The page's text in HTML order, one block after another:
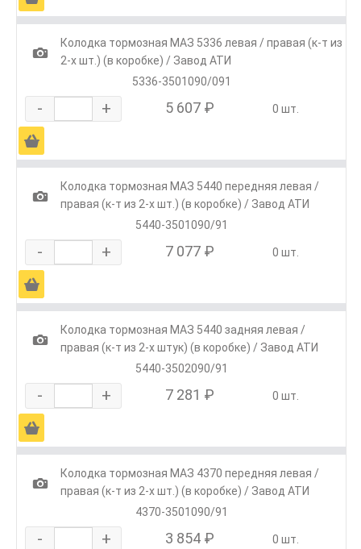
1
Колодка тормозная МАЗ 5336 левая / правая (к-т из
2-х шт.) (в коробке) / Завод АТИ
5336-3501090/091
- + 5 607 ₽ 0 шт.
Ä
1
Колодка тормозная МАЗ 5440 передняя левая /
правая (к-т из 2-х шт.) (в коробке) / Завод АТИ
5440-3501090/91
- + 7 077 ₽ 0 шт.
Ä
1
Колодка тормозная МАЗ 5440 задняя левая /
правая (к-т из 2-х штук) (в коробке) / Завод АТИ
5440-3502090/91
- + 7 281 ₽ 0 шт.
Ä
1
Колодка тормозная МАЗ 4370 передняя левая /
правая (к-т из 2-х шт.) (в коробке) / Завод АТИ
4370-3501090/91
- + 3 854 ₽ 0 шт.